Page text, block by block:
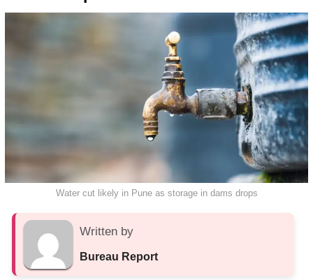
Water cut likely in Pune as storage in dams drops
Written by
Bureau Report